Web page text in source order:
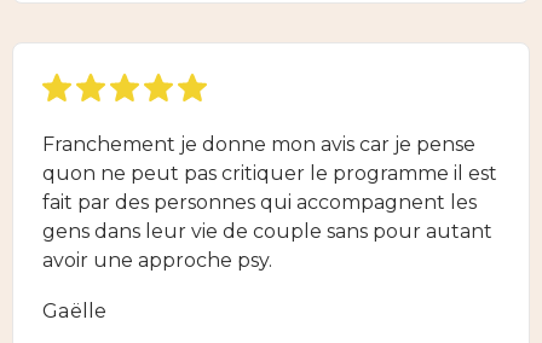
Franchement je donne mon avis car je pense
quon ne peut pas critiquer le programme il est
fait par des personnes qui accompagnent les
gens dans leur vie de couple sans pour autant
avoir une approche psy.
Gaëlle